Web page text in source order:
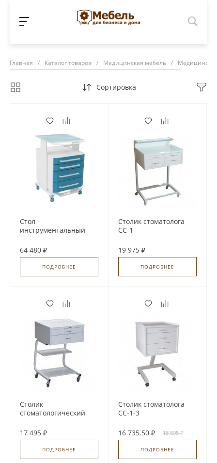
Главная / Каталог товаров / Медицинская мебель /
Сортировка
Стол
инструментальный
специальный СИПС-
Н-01
64 480 ₽
ПОДРОБНЕЕ
Столик стоматолога
СС-1
19 975 ₽
ПОДРОБНЕЕ
Столик
стоматологический
17 495 ₽
ПОДРОБНЕЕ
Столик стоматолога
СС-1-3
16 735.50 ₽ 18 595 ₽
ПОДРОБНЕЕ